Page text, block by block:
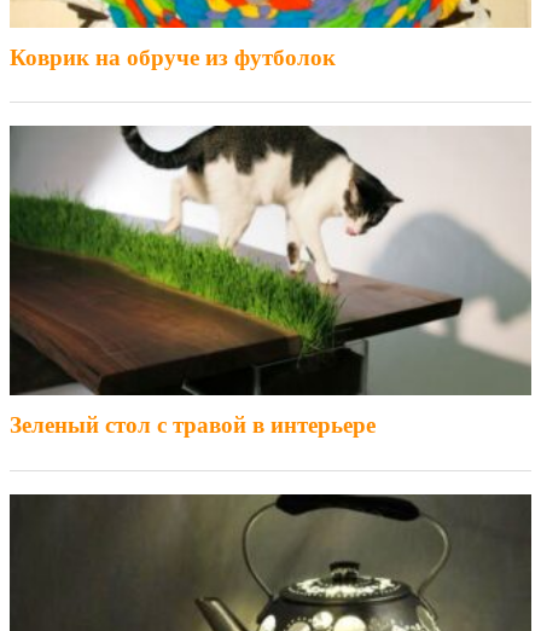
Коврик на обруче из футболок
Зеленый стол с травой в интерьере